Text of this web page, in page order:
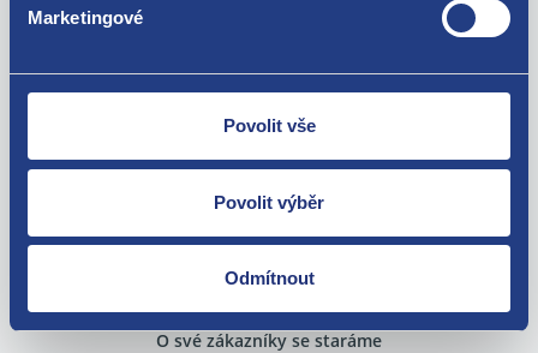
Marketingové
Povolit vše
Povolit výběr
Odmítnout
Nejste spokojeni? Vyřešíme to!
Zboží můžete vrátit do 60 dnů od
O své zákazníky se staráme